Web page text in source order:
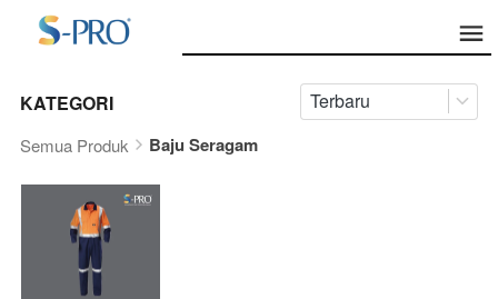
KATEGORI Terbaru
Semua Produk Baju Seragam